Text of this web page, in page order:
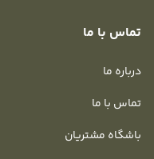
تماس با ما
درباره ما
تماس با ما
باشگاه مشتریان